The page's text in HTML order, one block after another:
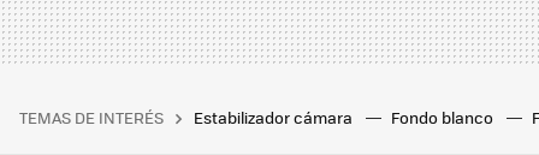
TEMAS DE INTERÉS Estabilizador cámara Fondo blanco